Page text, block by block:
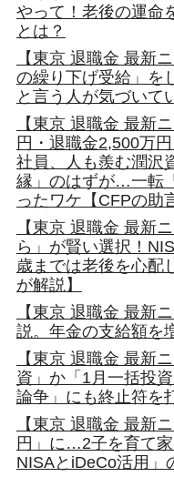
やって！老後の運命
とは？
【東京 退職金 最新
の繰り下げ受給」を
と言う人が気づいて
【東京 退職金 最新
円・退職金2,500万
社員、人も羨む潤沢
縁」のはずが…一転
ったワケ【CFPの助
【東京 退職金 最新
ら」が賢い選択！
歳までは老後を心配
が解説】
【東京 退職金 最新
説。年金の支給額を
【東京 退職金 最新
資」か「1月一括投
論争」にも終止符を
【東京 退職金 最新
円」に…2子を育て
NISAとiDeCo活用」